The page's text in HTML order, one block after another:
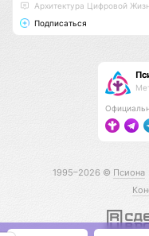
Архитектура Цифровой
Подписаться
1995–2026 © Псиона